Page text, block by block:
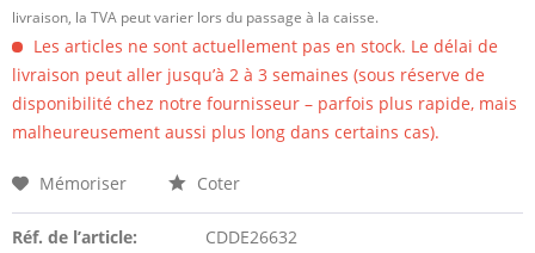
livraison, la TVA peut varier lors du passage à la caisse.
Les articles ne sont actuellement pas en stock. Le délai de
livraison peut aller jusqu’à 2 à 3 semaines (sous réserve de
disponibilité chez notre fournisseur – parfois plus rapide, mais
malheureusement aussi plus long dans certains cas).
Mémoriser Coter
Réf. de l’article:
CDDE26632